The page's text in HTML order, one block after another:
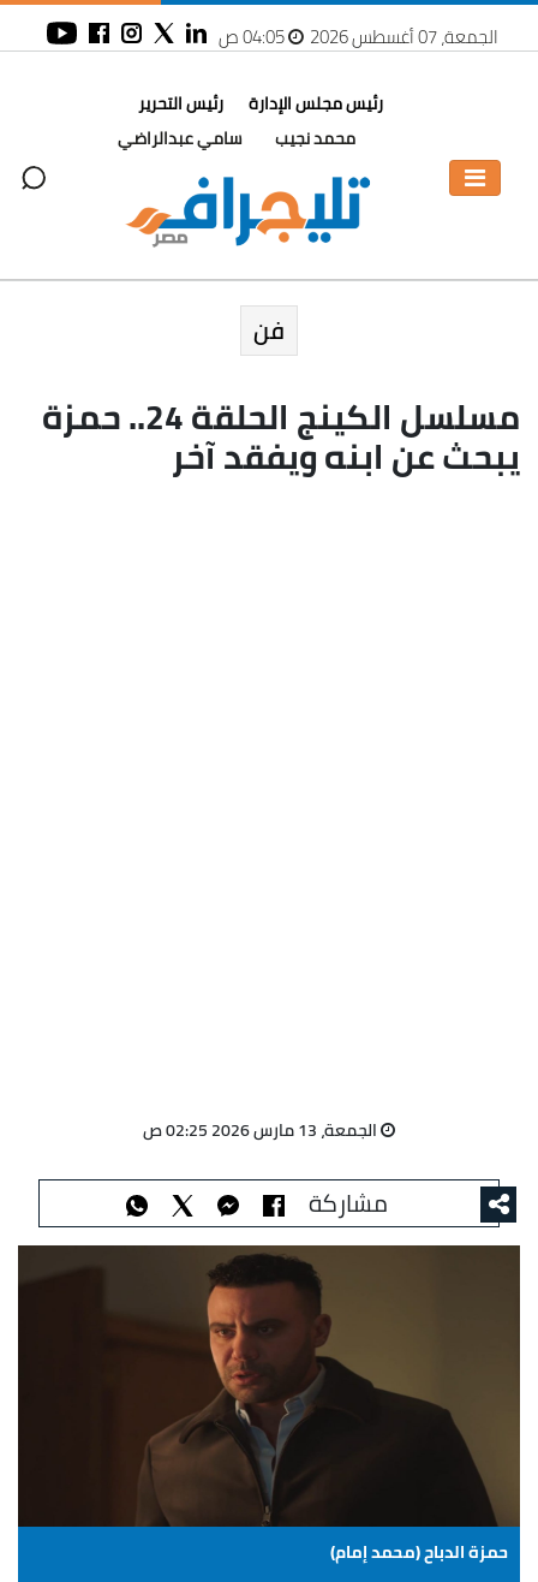
الجمعة، 07 أغسطس 2026 04:05 ص
رئيس مجلس الإدارة
محمد نجيب
رئيس التحرير
سامي عبدالراضي
فن
مسلسل الكينج الحلقة 24.. حمزة
يبحث عن ابنه ويفقد آخر
الجمعة، 13 مارس 2026 02:25 ص
مشاركة
حمزة الدباح (محمد إمام)